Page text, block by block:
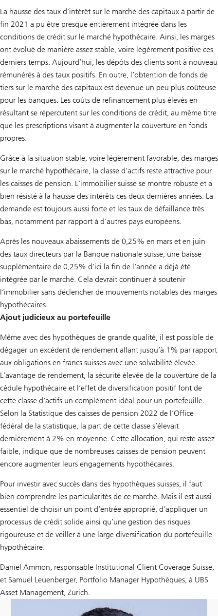
La hausse des taux d’intérêt sur le marché des capitaux à partir de
fin 2021 a pu être presque entièrement intégrée dans les
conditions de crédit sur le marché hypothécaire. Ainsi, les marges
ont évolué de manière assez stable, voire légèrement positive ces
derniers temps. Aujourd’hui, les dépôts des clients sont à nouveau
rémunérés à des taux positifs. En outre, l’obtention de fonds de
tiers sur le marché des capitaux est devenue un peu plus coûteuse
pour les banques. Les coûts de refinancement plus élevés en
résultant se répercutent sur les conditions de crédit, au même titre
que les prescriptions visant à augmenter la couverture en fonds
propres.
Grâce à la situation stable, voire légèrement favorable, des marges
sur le marché hypothécaire, la classe d’actifs reste attractive pour
les caisses de pension. L’immobilier suisse se montre robuste et a
bien résisté à la hausse des intérêts ces deux dernières années. La
demande est toujours aussi forte et les taux de défaillance très
bas, notamment par rapport à d’autres pays européens.
Après les nouveaux abaissements de 0,25% en mars et en juin
des taux directeurs par la Banque nationale suisse, une baisse
supplémentaire de 0,25% d’ici la fin de l’année a déjà été
intégrée par le marché. Cela devrait continuer à soutenir
l’immobilier sans déclencher de mouvements notables des marges
hypothécaires.
Ajout judicieux au portefeuille
Même avec des hypothèques de grande qualité, il est possible de
dégager un excédent de rendement allant jusqu’à 1% par rapport
aux obligations en francs suisses avec une solvabilité élevée.
L’avantage de rendement, la sécurité élevée de la couverture de la
cédule hypothécaire et l’effet de diversification positif font de
cette classe d’actifs un complément idéal pour un portefeuille.
Selon la Statistique des caisses de pension 2022 de l’Office
fédéral de la statistique, la part de cette classe s’élevait
dernièrement à 2% en moyenne. Cette allocation, qui reste assez
faible, indique que de nombreuses caisses de pension peuvent
encore augmenter leurs engagements hypothécaires.
Pour investir avec succès dans des hypothèques suisses, il faut
bien comprendre les particularités de ce marché. Mais il est aussi
essentiel de choisir un point d’entrée approprié, d’appliquer un
processus de crédit solide ainsi qu’une gestion des risques
rigoureuse et de veiller à une large diversification du portefeuille
hypothécaire.
Daniel Ammon, responsable Institutional Client Coverage Suisse,
et Samuel Leuenberger, Portfolio Manager Hypothèques, à UBS
Asset Management, Zurich.